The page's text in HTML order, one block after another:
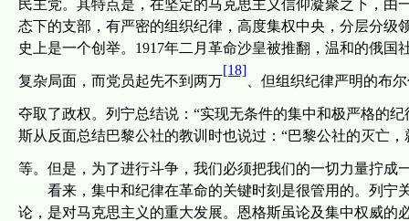
民主党。其特点是，在坚定的马克思主义信仰凝聚之下，
态下的支部，有严密的组织纪律，高度集权中央，分层分级
史上是一个创举。 1917年二月革命沙皇被推翻，温和的俄国
复杂局面，而党员起先不到两万
[18]
、但组织纪律严明的布
夺取了政权。列宁总结说：“实现无条件的集中和极严格的
斯从反面总结巴黎公社的教训时也说过：“巴黎公社的灭亡
等。但是，为了进行斗争，我们必须把我们的一切力量拧成
看来，集中和纪律在革命的关键时刻是很管用的。列宁
论，是对马克思主义的重大发展。恩格斯虽论及集中权威的